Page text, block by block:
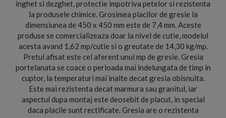
inghet si dezghet, protectie impotriva petelor si rezistenta
la produsele chimice. Grosimea placilor de gresie la
dimensiunea de 450 x 450 mm este de 7,4 mm. Aceste
produse se comercializeaza doar la nivel de cutie, modelul
acesta avand 1,62 mp/cutie si o greutate de 14,30 kg/mp.
Pretul afisat este cel aferent unui mp de gresie. Gresia
portelanata se coace o perioada mai indelungata de timp in
cuptor, la temperaturi mai inalte decat gresia obisnuita.
Este mai rezistenta decat marmura sau granitul, iar
aspectul dupa montaj este deosebit de placut, in special
daca placile sunt rectificate. Gresia are o rezistenta